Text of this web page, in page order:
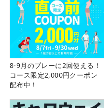
8-9月のプレーに2回使える！
コース限定2,000円クーポン
配布中！